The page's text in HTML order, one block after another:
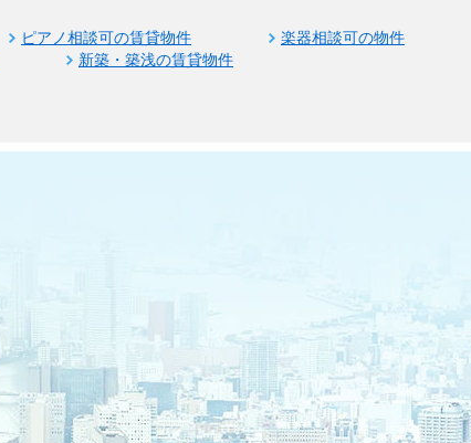
ピアノ相談可の賃貸物件
楽器相談可の物件
新築・築浅の賃貸物件